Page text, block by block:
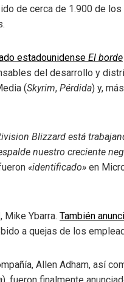
de cerca de 1.900 de
estadounidense El borde
del desarrollo y
(Skyrim, Pérdida) y,
Blizzard está
nuestro creciente
«identificado» en
Ybarra. También
a quejas de los
Allen Adham, así